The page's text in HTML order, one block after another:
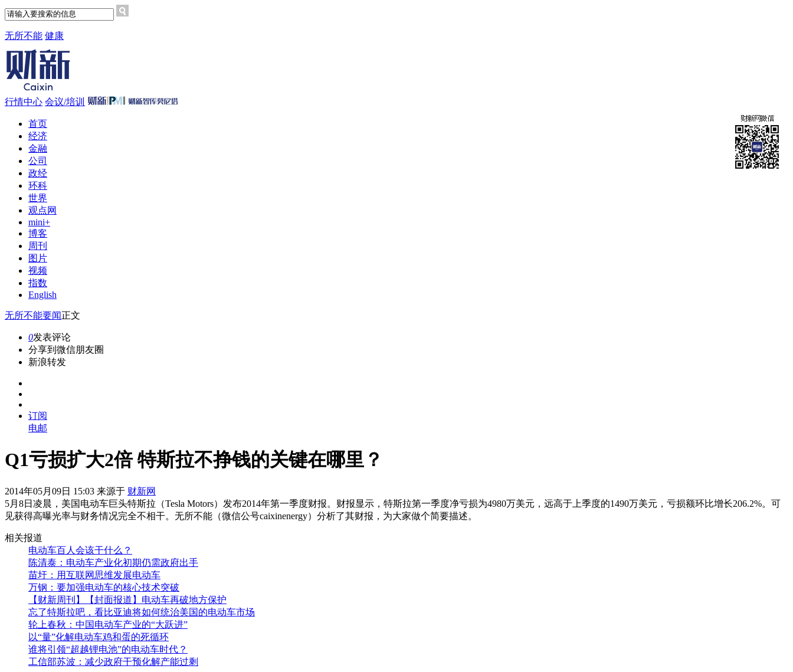
无所不能 健康
行情中心 会议/培训
首页
经济
金融
公司
政经
环科
世界
观点网
mini+
博客
周刊
图片
视频
指数
English
无所不能要闻正文
0发表评论
分享到微信朋友圈
新浪转发
订阅
电邮
Q1亏损扩大2倍 特斯拉不挣钱的关键在哪里？
2014年05月09日 15:03 来源于 财新网
5月8日凌晨，美国电动车巨头特斯拉（Tesla Motors）发布2014年第一季度财报。财报显示，特斯拉第一季度净亏损为4980万美元，远高于上季度的1490万美元，亏损额环比增长206.2%。可
见获得高曝光率与财务情况完全不相干。无所不能（微信公号caixinenergy）分析了其财报，为大家做个简要描述。
相关报道
电动车百人会该干什么？
陈清泰：电动车产业化初期仍需政府出手
苗圩：用互联网思维发展电动车
万钢：要加强电动车的核心技术突破
【财新周刊】【封面报道】电动车再破地方保护
忘了特斯拉吧，看比亚迪将如何统治美国的电动车市场
轮上春秋：中国电动车产业的“大跃进”
以“量”化解电动车鸡和蛋的死循环
谁将引领“超越锂电池”的电动车时代？
工信部苏波：减少政府干预化解产能过剩